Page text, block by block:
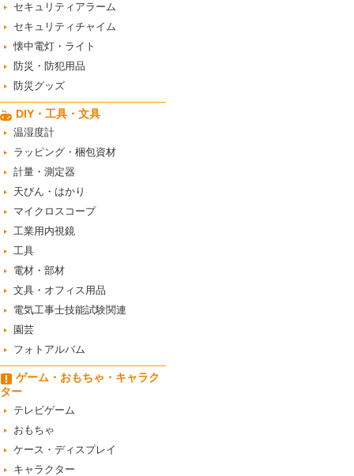
セキュリティアラーム
セキュリティチャイム
懐中電灯・ライト
防災・防犯用品
防災グッズ
DIY・工具・文具
温湿度計
ラッピング・梱包資材
計量・測定器
天びん・はかり
マイクロスコープ
工業用内視鏡
工具
電材・部材
文具・オフィス用品
電気工事士技能試験関連
園芸
フォトアルバム
ゲーム・おもちゃ・キャラク
ター
テレビゲーム
おもちゃ
ケース・ディスプレイ
キャラクター